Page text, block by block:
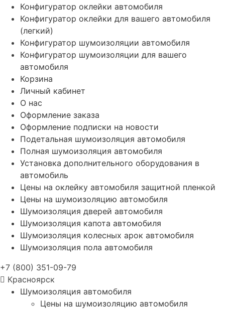
Конфигуратор оклейки автомобиля
Конфигуратор оклейки для вашего автомобиля
(легкий)
Конфигуратор шумоизоляции автомобиля
Конфигуратор шумоизоляции для вашего
автомобиля
Корзина
Личный кабинет
О нас
Оформление заказа
Оформление подписки на новости
Подетальная шумоизоляция автомобиля
Полная шумоизоляция автомобиля
Установка дополнительного оборудования в
автомобиль
Цены на оклейку автомобиля защитной пленкой
Цены на шумоизоляцию автомобиля
Шумоизоляция дверей автомобиля
Шумоизоляция капота автомобиля
Шумоизоляция колесных арок автомобиля
Шумоизоляция пола автомобиля
+7 (800) 351-09-79
Красноярск
Шумоизоляция автомобиля
Цены на шумоизоляцию автомобиля